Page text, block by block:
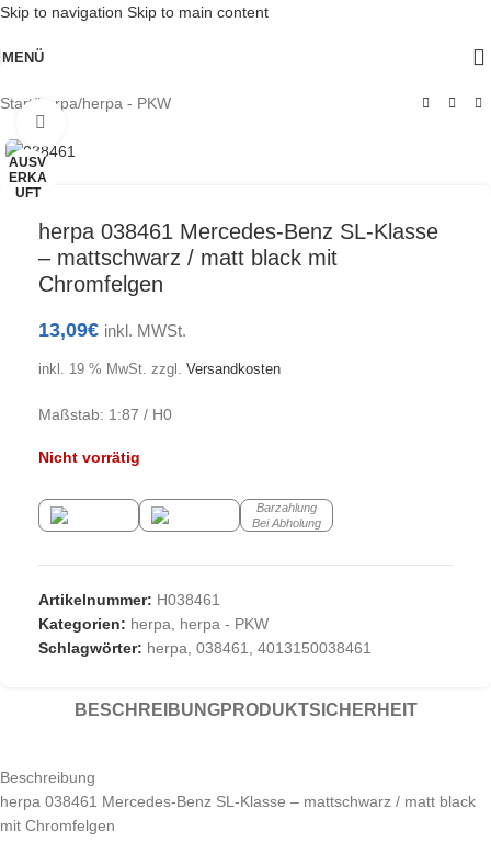
Skip to navigation Skip to main content
MENÜ
Start/herpa/herpa - PKW
AUSV
ERKA
UFT
herpa 038461 Mercedes-Benz SL-Klasse
– mattschwarz / matt black mit
Chromfelgen
13,09€ inkl. MWSt.
inkl. 19 % MwSt. zzgl. Versandkosten
Maßstab: 1:87 / H0
Nicht vorrätig
Barzahlung
Bei Abholung
Artikelnummer: H038461
Kategorien: herpa, herpa - PKW
Schlagwörter: herpa, 038461, 4013150038461
BESCHREIBUNGPRODUKTSICHERHEIT
Beschreibung
herpa 038461 Mercedes-Benz SL-Klasse – mattschwarz / matt black
mit Chromfelgen